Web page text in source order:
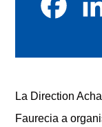
La Direction
Faurecia a